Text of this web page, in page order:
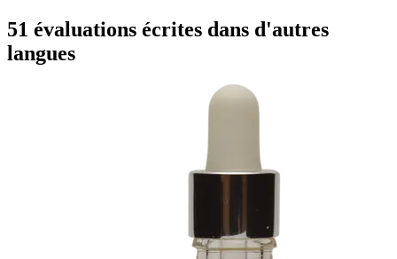
51 évaluations écrites dans d'autres
langues